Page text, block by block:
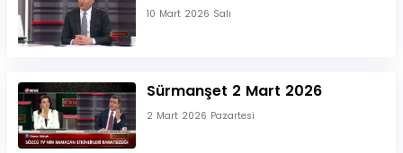
10 Mart 2026 Salı
Sürmanşet 2 Mart 2026
2 Mart 2026 Pazartesi